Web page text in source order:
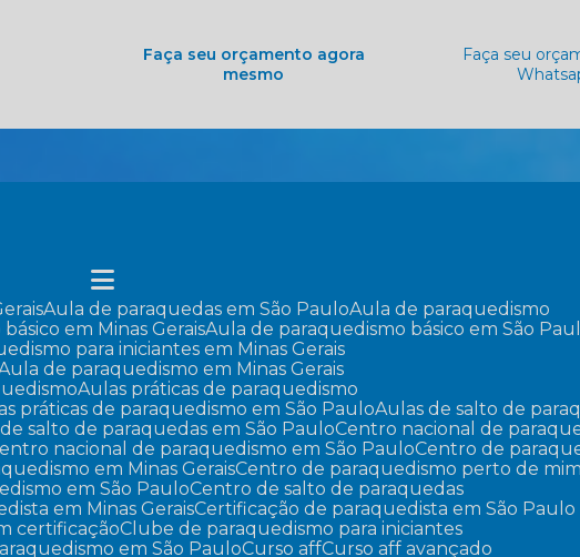
Faça seu orçamento agora
mesmo
Faça seu
Aula de paraquedas em São Paulo Aula de paraquedismo
em Minas Gerais Aula de paraquedismo básico em São
para iniciantes em Minas Gerais
Aula de paraquedismo em Minas Gerais
Aulas práticas de paraquedismo
práticas de paraquedismo em São Paulo Aulas de salto de
de salto de paraquedas em São Paulo Centro nacional de
Centro nacional de paraquedismo em São Paulo Centro de
em Minas Gerais Centro de paraquedismo perto de mim
em São Paulo Centro de salto de paraquedas
em Minas Gerais Certificação de paraquedista em São Paulo
certificação
Clube de paraquedismo para iniciantes
em São Paulo Curso aff
Curso aff avançado